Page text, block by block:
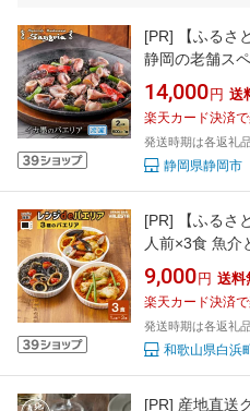
[PR]
【ふるさ
静岡の老舗ス
冷凍 スペイン
バール◇
14,000 円 送
楽天カード決済
発送時期は各返礼
静岡県静岡市
[PR]
【ふるさ
人前×3食 魚介
簡単！専門店
気 おすすめ 送
9,000 円 送料
楽天カード決済
発送時期は各返礼
和歌山県白浜
[PR] 産地直送